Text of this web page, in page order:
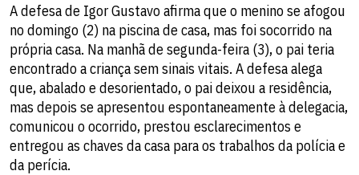
A defesa de Igor Gustavo afirma que o menino se afogou
no domingo (2) na piscina de casa, mas foi socorrido na
própria casa. Na manhã de segunda-feira (3), o pai teria
encontrado a criança sem sinais vitais. A defesa alega
que, abalado e desorientado, o pai deixou a residência,
mas depois se apresentou espontaneamente à delegacia,
comunicou o ocorrido, prestou esclarecimentos e
entregou as chaves da casa para os trabalhos da polícia e
da perícia.